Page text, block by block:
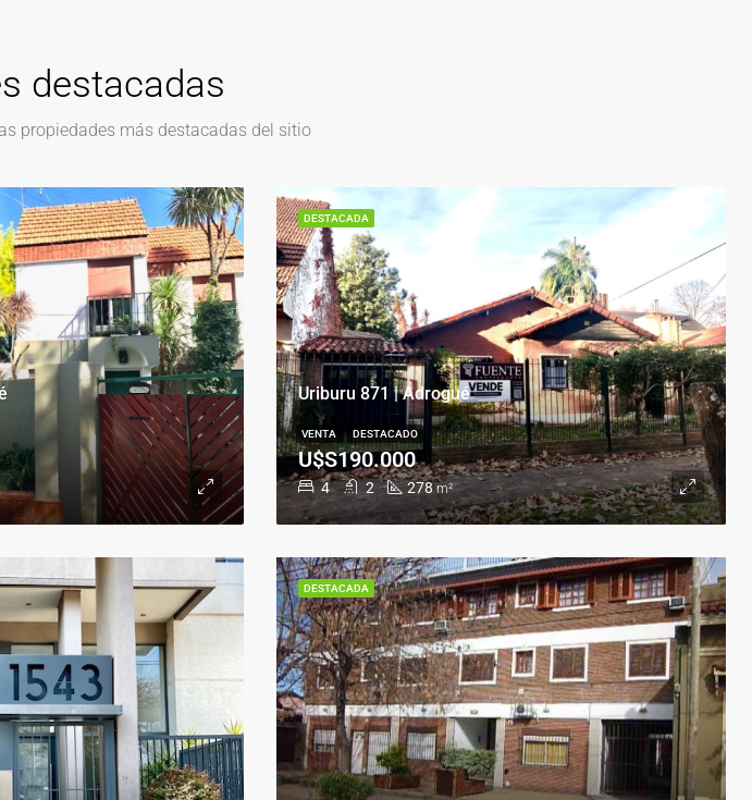
destacadas
propiedades más destacadas del sitio
Uriburu 871 | Adrogué
4 2 278 m²
U$S190.000
VENTA DESTACADO
DESTACADA
DESTACADA